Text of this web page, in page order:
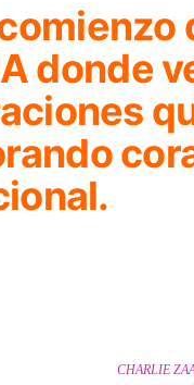
donde
CHARLIE